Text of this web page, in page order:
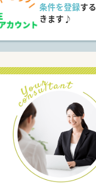
条件を登録す
きます♪